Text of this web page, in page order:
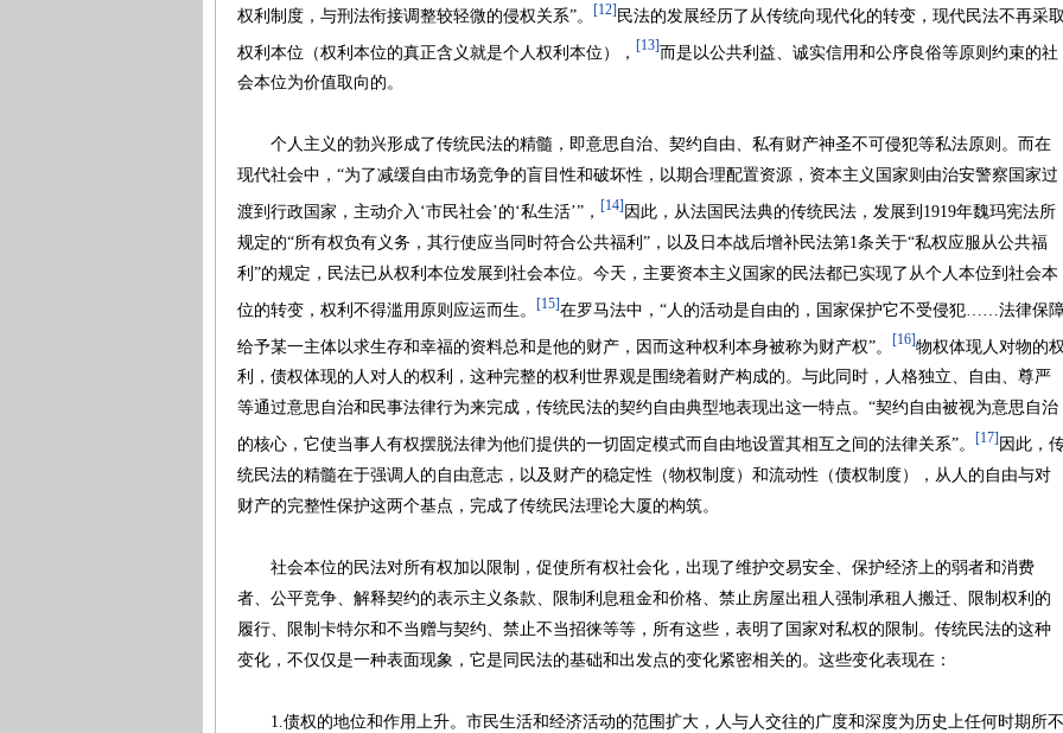
权利制度，与刑法衔接调整较轻微的侵权关系”。 [12]民法的发展经历了从传统向现代化的转变，现代民法不再采
权利本位（权利本位的真正含义就是个人权利本位）， [13] 而是以公共利益、诚实信用和公序良俗等原则约束的社
会本位为价值取向的。
个人主义的勃兴形成了传统民法的精髓，即意思自治、契约自由、私有财产神圣不可侵犯等私法原则。而在
现代社会中，“为了减缓自由市场竞争的盲目性和破坏性，以期合理配置资源，资本主义国家则由治安警察国家过
渡到行政国家，主动介入‘市民社会’的‘私生活’”， [14] 因此，从法国民法典的传统民法，发展到1919年魏玛宪法所
规定的“所有权负有义务，其行使应当同时符合公共福利”，以及日本战后增补民法第1条关于“私权应服从公共福
利”的规定，民法已从权利本位发展到社会本位。今天，主要资本主义国家的民法都已实现了从个人本位到社会本
位的转变，权利不得滥用原则应运而生。 [15]在罗马法中，“人的活动是自由的，国家保护它不受侵犯……法律保
给予某一主体以求生存和幸福的资料总和是他的财产，因而这种权利本身被称为财产权”。 [16] 物权体现人对物的
利，债权体现的人对人的权利，这种完整的权利世界观是围绕着财产构成的。与此同时，人格独立、自由、尊严
等通过意思自治和民事法律行为来完成，传统民法的契约自由典型地表现出这一特点。“契约自由被视为意思自治
的核心，它使当事人有权摆脱法律为他们提供的一切固定模式而自由地设置其相互之间的法律关系”。 [17] 因此，
统民法的精髓在于强调人的自由意志，以及财产的稳定性（物权制度）和流动性（债权制度），从人的自由与对
财产的完整性保护这两个基点，完成了传统民法理论大厦的构筑。
社会本位的民法对所有权加以限制，促使所有权社会化，出现了维护交易安全、保护经济上的弱者和消费
者、公平竞争、解释契约的表示主义条款、限制利息租金和价格、禁止房屋出租人强制承租人搬迁、限制权利的
履行、限制卡特尔和不当赠与契约、禁止不当招徕等等，所有这些，表明了国家对私权的限制。传统民法的这种
变化，不仅仅是一种表面现象，它是同民法的基础和出发点的变化紧密相关的。这些变化表现在：
1.债权的地位和作用上升。市民生活和经济活动的范围扩大，人与人交往的广度和深度为历史上任何时期所不